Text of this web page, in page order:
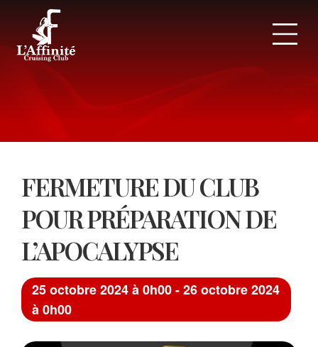
FERMETURE DU CLUB
POUR PRÉPARATION DE
L’APOCALYPSE
25 octobre 2024 à 0h00-26 octobre 2024
à 0h00
Panneau de gestion des cookies